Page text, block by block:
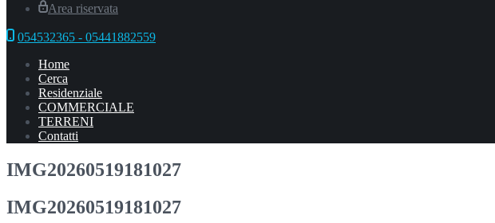
Area riservata
054532365 - 05441882559
Home
Cerca
Residenziale
COMMERCIALE
TERRENI
Contatti
IMG20260519181027
IMG20260519181027